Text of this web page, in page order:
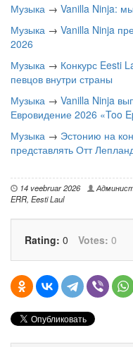
Музыка → Vanilla Ninja:
Музыка → Vanilla Ninja
2026
Музыка → Конкурс Eesti
певцов внутри страны
Музыка → Vanilla Ninja
Евровидение 2026 «Too
Музыка → Эстонию на
представлять Отт
14 veebruar 2026
ERR, Eesti Laul
Rating: 0 Votes: 0